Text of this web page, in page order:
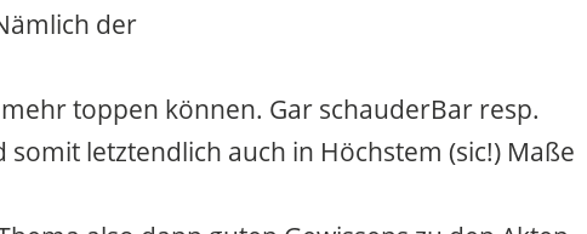
der
toppen können. Gar schauderBar resp.
letztendlich auch in Höchstem (sic!) Maße